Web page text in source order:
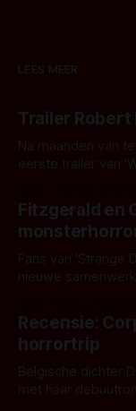
LEES MEER
Trailer Robert
Na maanden van
eerste trailer van
kille stijl vol
het het al
Fitzgerald en
Fans van 'Strange
nieuwe
'Skeletons', een
opnames zijn
Recensie:
horrortrip
Belgische dichter
met haar